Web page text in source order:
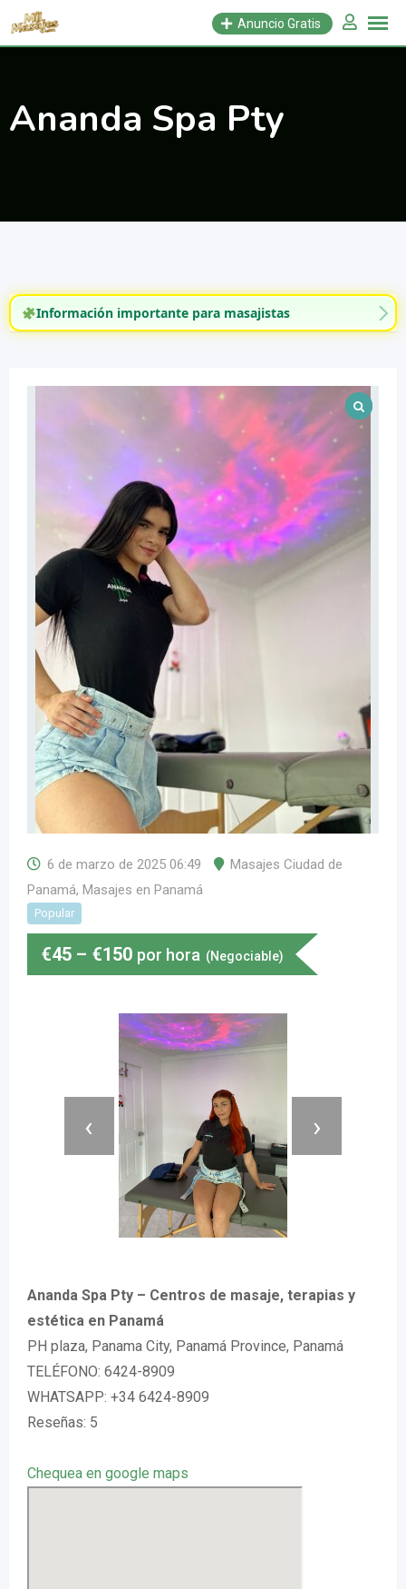
Saltar
Anuncio Gratis
Ananda Spa Pty
Información importante para masajistas
6 de marzo de 2025 06:49
Masajes Ciudad de
Panamá, Masajes en Panamá
Popular
€45 – €150 por hora (Negociable)
‹ ›
Ananda Spa Pty – Centros de masaje, terapias y
estética en Panamá
PH plaza, Panama City, Panamá Province, Panamá
TELÉFONO: 6424-8909
WHATSAPP: +34 6424-8909
Reseñas: 5
Chequea en google maps